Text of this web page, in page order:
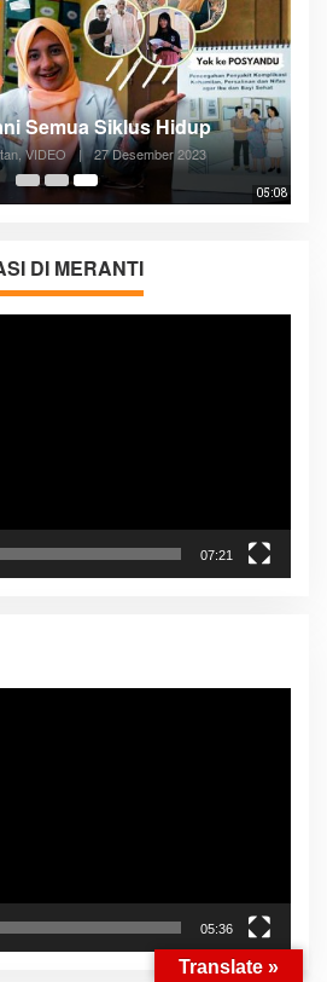
05:08
Semua Siklus Hidup
VIDEO | 27 Desember 2023
DI MERANTI
07:21
05:36
Translate »